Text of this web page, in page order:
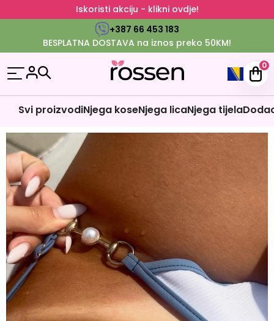
Iskoristi akciju - klikni ovdje!
+387 66 453 183
BESPLATNA DOSTAVA na iznos preko 50KM!
0
Svi proizvodiNjega koseNjega licaNjega tijela